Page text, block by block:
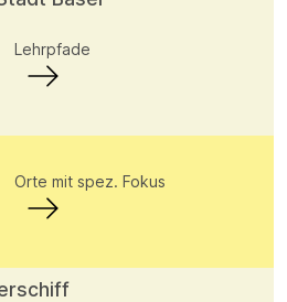
Lehrpfade
Orte mit spez. Fokus